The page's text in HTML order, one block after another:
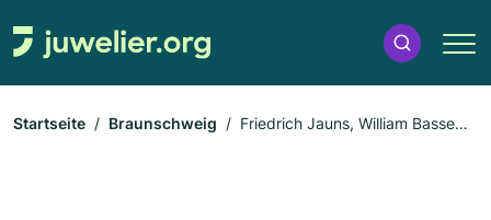
Startseite Braunschweig
Friedrich Jauns, William Basse